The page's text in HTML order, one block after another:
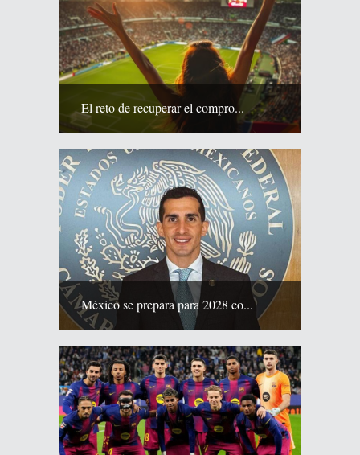
El reto de recuperar el compro...
México se prepara para 2028 co...